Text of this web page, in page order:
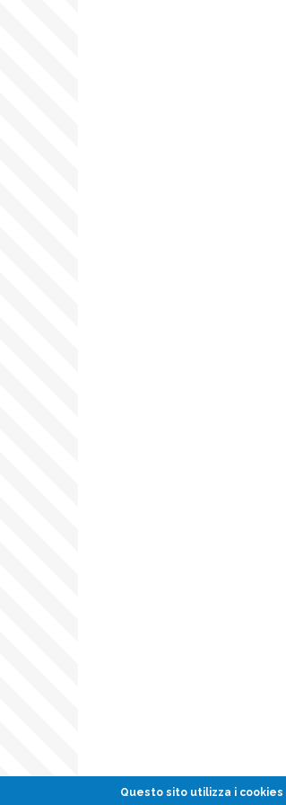
Questo sito utilizza i cookies